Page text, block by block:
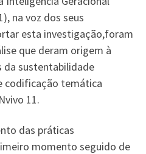
na voz dos seus
esta investigação,foram
que deram origem à
da sustentabilidade
codificação temática
11.
das práticas
momento seguido de